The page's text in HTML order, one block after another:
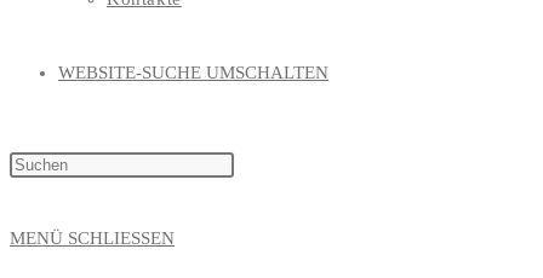
WEBSITE-SUCHE UMSCHALTEN
MENÜ SCHLIESSEN